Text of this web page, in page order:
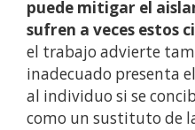
puede mitigar el
sufren a veces estos
el trabajo advierte
inadecuado presenta
al individuo si se
como un sustituto de